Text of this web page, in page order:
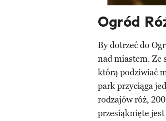
Ogród
By dotrzeć do
nad miastem. Ze
którą podziwiać
park przyciąga
rodzajów róż,
przesiąknięte